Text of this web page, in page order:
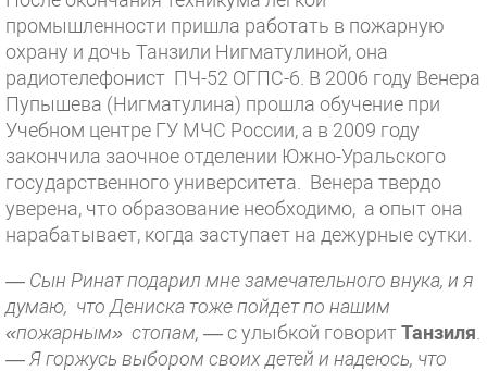
промышленности пришла работать в пожарную
охрану и дочь Танзили Нигматулиной, она
радиотелефонист ПЧ-52 ОГПС-6. В 2006 году Венера
Пупышева (Нигматулина) прошла обучение при
Учебном центре ГУ МЧС России, а в 2009 году
закончила заочное отделении Южно-Уральского
государственного университета. Венера твердо
уверена, что образование необходимо, а опыт она
нарабатывает, когда заступает на дежурные сутки.
— Сын Ринат подарил мне замечательного внука, и я
думаю, что Дениска тоже пойдет по нашим
«пожарным» стопам, — с улыбкой говоритТанзиля
— Я горжусь выбором своих детей и надеюсь, что